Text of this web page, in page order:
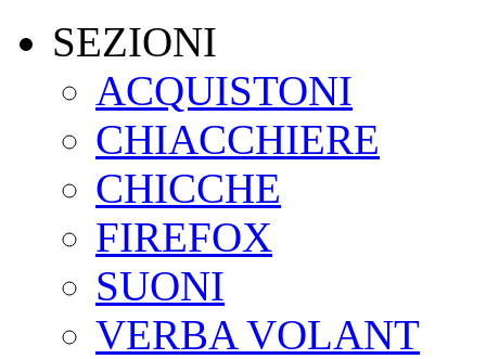
SEZIONI
ACQUISTONI
CHIACCHIERE
CHICCHE
FIREFOX
SUONI
VERBA VOLANT